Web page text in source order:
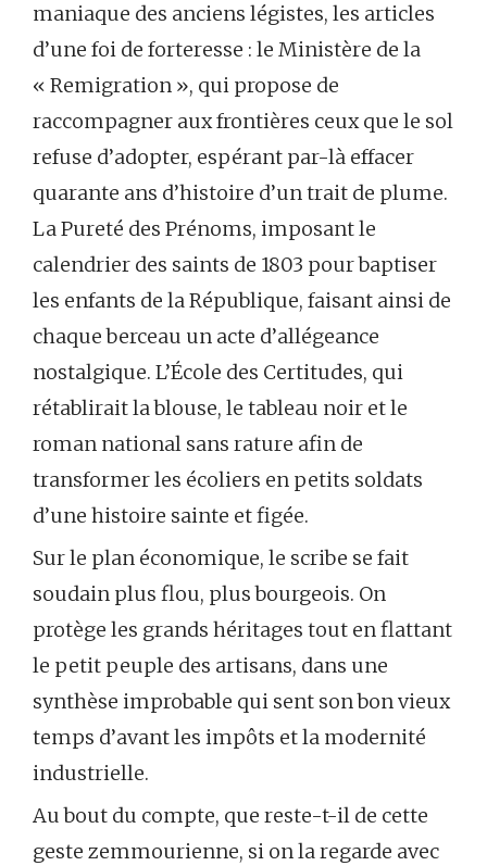
maniaque des anciens légistes, les articles
d’une foi de forteresse : le Ministère de la
« Remigration », qui propose de
raccompagner aux frontières ceux que le sol
refuse d’adopter, espérant par-là effacer
quarante ans d’histoire d’un trait de plume.
La Pureté des Prénoms, imposant le
calendrier des saints de 1803 pour baptiser
les enfants de la République, faisant ainsi de
chaque berceau un acte d’allégeance
nostalgique. L’École des Certitudes, qui
rétablirait la blouse, le tableau noir et le
roman national sans rature afin de
transformer les écoliers en petits soldats
d’une histoire sainte et figée.
Sur le plan économique, le scribe se fait
soudain plus flou, plus bourgeois. On
protège les grands héritages tout en flattant
le petit peuple des artisans, dans une
synthèse improbable qui sent son bon vieux
temps d’avant les impôts et la modernité
industrielle.
Au bout du compte, que reste-t-il de cette
geste zemmourienne, si on la regarde avec